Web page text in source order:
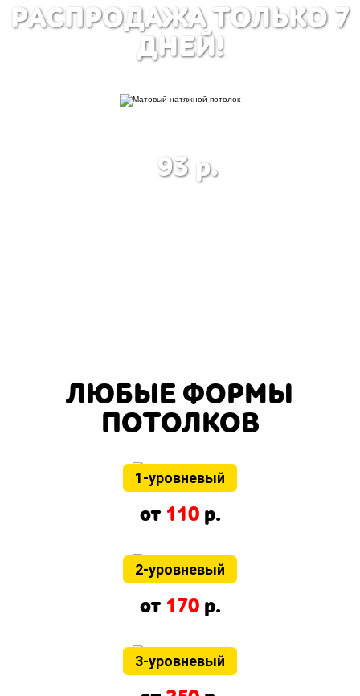
РАСПРОДАЖА ТОЛЬКО 7
ДНЕЙ!
93 р.
ЛЮБЫЕ ФОРМЫ
ПОТОЛКОВ
1-уровневый
от 110р.
2-уровневый
от 170р.
3-уровневый